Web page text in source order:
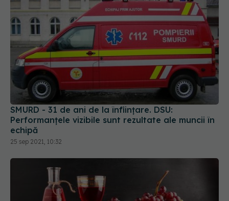
SMURD - 31 de ani de la înființare. DSU:
Performanțele vizibile sunt rezultate ale muncii în
echipă
25 sep 2021, 10:32